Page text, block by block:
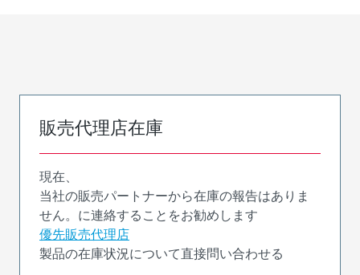
販売代理店在庫
現在、
当社の販売パートナーから在庫の報告はありま
せん。に連絡することをお勧めします
優先販売代理店
製品の在庫状況について直接問い合わせる